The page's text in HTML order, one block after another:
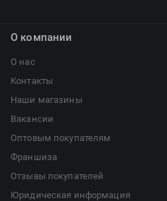
О компании
О нас
Контакты
Наши магазины
Вакансии
Оптовым покупателям
Франшиза
Отзывы покупателей
Юридическая информация